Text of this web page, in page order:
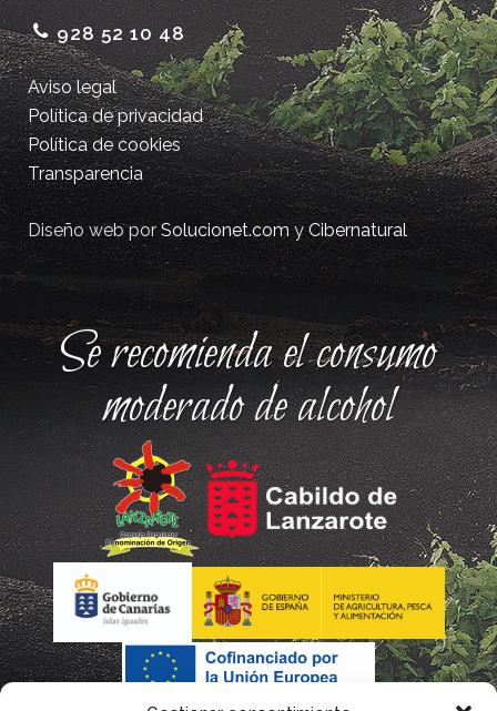
928 52 10 48
Aviso legal
Política de privacidad
Política de cookies
Transparencia
Diseño web porSolucionet.comyCibernatural
Se recomienda el consumo
moderado de alcohol